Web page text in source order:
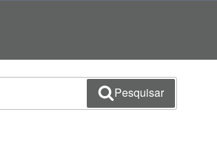
Pesquisar